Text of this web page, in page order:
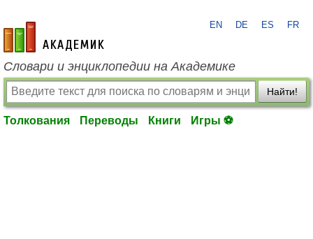
academic.ru
EN DE ES FR
Словари и энциклопедии на Академике
Найти!
Толкования Переводы Книги Игры ⚽